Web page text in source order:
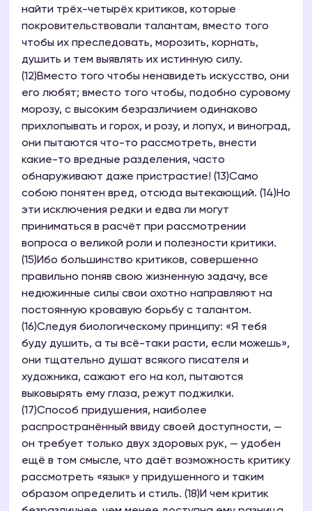
найти трёх-четырёх критиков, которые
покровительствовали талантам, вместо того
чтобы их преследовать, морозить, корнать,
душить и тем выявлять их истинную силу.
(12)Вместо того чтобы ненавидеть искусство, они
его любят; вместо того чтобы, подобно суровому
морозу, с высоким безразличием одинаково
прихлопывать и горох, и розу, и лопух, и виноград,
они пытаются что-то рассмотреть, внести
какие-то вредные разделения, часто
обнаруживают даже пристрастие! (13)Само
собою понятен вред, отсюда вытекающий. (14)Но
эти исключения редки и едва ли могут
приниматься в расчёт при рассмотрении
вопроса о великой роли и полезности критики.
(15)Ибо большинство критиков, совершенно
правильно поняв свою жизненную задачу, все
недюжинные силы свои охотно направляют на
постоянную кровавую борьбу с талантом.
(16)Следуя биологическому принципу: «Я тебя
буду душить, а ты всё-таки расти, если можешь»,
они тщательно душат всякого писателя и
художника, сажают его на кол, пытаются
выковырять ему глаза, режут поджилки.
(17)Способ придушения, наиболее
распространённый ввиду своей доступности, —
он требует только двух здоровых рук, — удобен
ещё в том смысле, что даёт возможность критику
рассмотреть «язык» у придушенного и таким
образом определить и стиль. (18)И чем критик